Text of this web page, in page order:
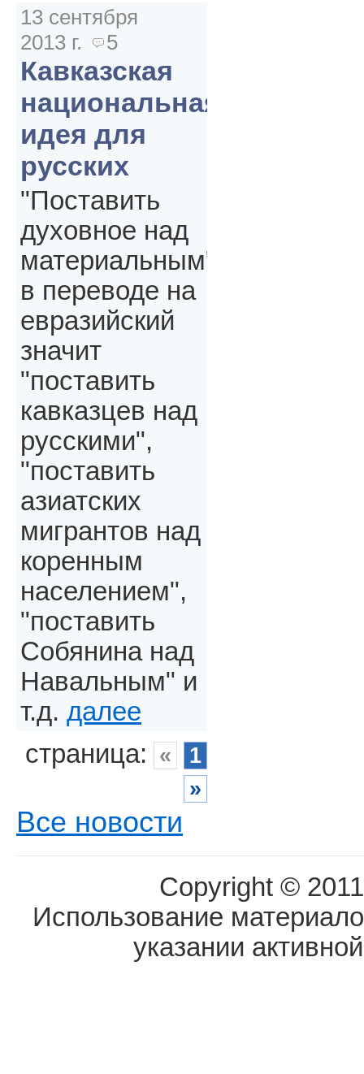
13 сентября
2013 г.
5
Кавказская
национальная
идея для
русских
"Поставить
духовное над
материальным"
в переводе на
евразийский
значит
"поставить
кавказцев над
русскими",
"поставить
азиатских
мигрантов над
коренным
населением",
"поставить
Собянина над
Навальным" и
т.д. далее
страница: «
1
»
Все новости
Copyright ©
Использование
указании